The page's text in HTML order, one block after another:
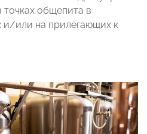
точках общепита в
и/или на прилегающих к